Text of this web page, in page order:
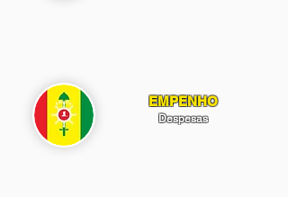
EMPENHO
Despesas